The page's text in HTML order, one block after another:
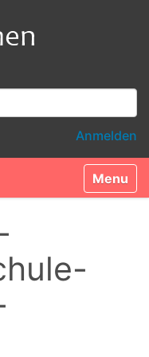
Anmelden
Toggle